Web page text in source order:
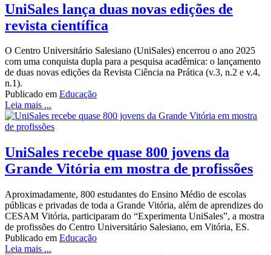
UniSales lança duas novas edições de
revista científica
O Centro Universitário Salesiano (UniSales) encerrou o ano 2025
com uma conquista dupla para a pesquisa acadêmica: o lançamento
de duas novas edições da Revista Ciência na Prática (v.3, n.2 e v.4,
n.1).
Publicado em Educação
Leia mais ...
UniSales recebe quase 800 jovens da
Grande Vitória em mostra de profissões
Aproximadamente, 800 estudantes do Ensino Médio de escolas
públicas e privadas de toda a Grande Vitória, além de aprendizes do
CESAM Vitória, participaram do “Experimenta UniSales”, a mostra
de profissões do Centro Universitário Salesiano, em Vitória, ES.
Publicado em Educação
Leia mais ...